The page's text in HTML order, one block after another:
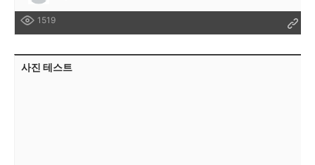
1519
사진 테스트